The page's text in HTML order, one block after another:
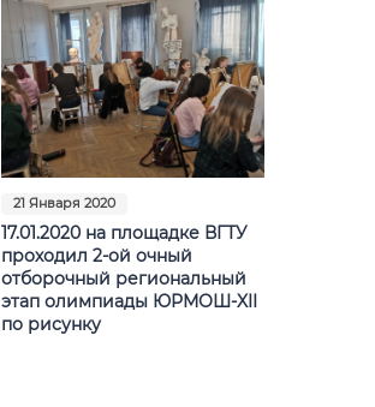
21 Января 2020
17.01.2020 на площадке ВГТУ
проходил 2-ой очный
отборочный региональный
этап олимпиады ЮРМОШ-XII
по рисунку